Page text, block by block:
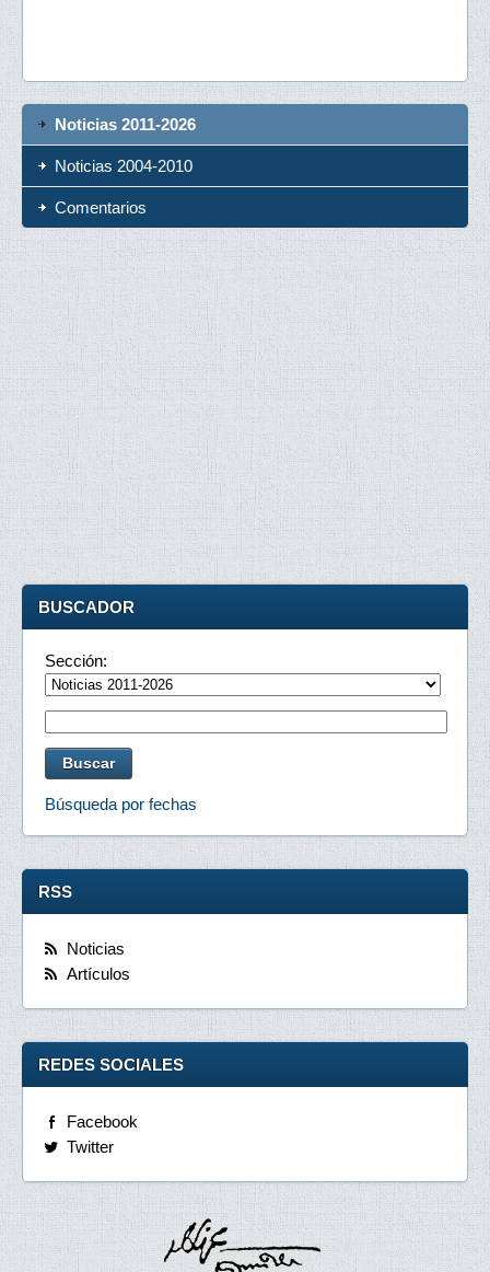
Noticias 2011-2026
Noticias 2004-2010
Comentarios
BUSCADOR
Sección:
Búsqueda por fechas
RSS
Noticias
Artículos
REDES SOCIALES
Facebook
Twitter